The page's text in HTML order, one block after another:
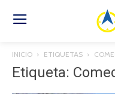
INICIO ETIQUETAS
Etiqueta: